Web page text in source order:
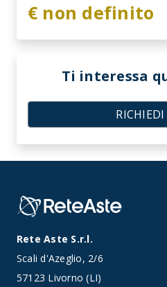
€ non definito
Ti interessa
Rete Aste S.r.l.
Scali d'Azeglio, 2/6
57123 Livorno (LI)